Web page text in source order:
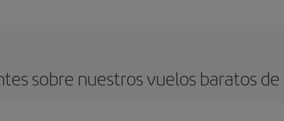
sobre nuestros vuelos baratos